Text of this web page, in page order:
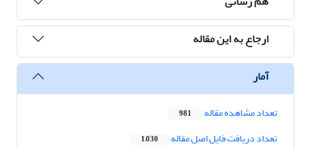
ارجاع به این مقاله
آمار
تعداد مشاهده مقاله 981
تعداد دریافت فایل اصل مقاله 1,030